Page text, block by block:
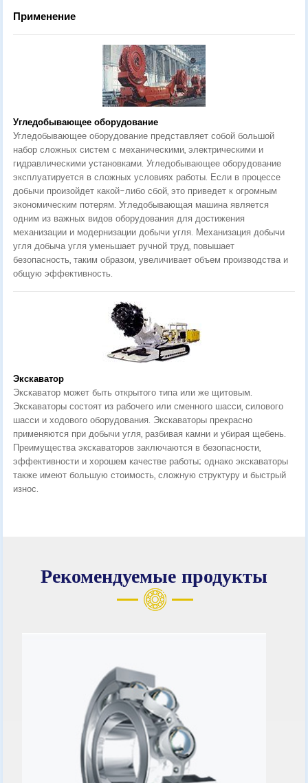
Применение
Угледобывающее оборудование
Угледобывающее оборудование представляет собой большой
набор сложных систем с механическими, электрическими и
гидравлическими установками. Угледобывающее оборудование
эксплуатируется в сложных условиях работы. Если в процессе
добычи произойдет какой-либо сбой, это приведет к огромным
экономическим потерям. Угледобывающая машина является
одним из важных видов оборудования для достижения
механизации и модернизации добычи угля. Механизация добычи
угля добыча угля уменьшает ручной труд, повышает
безопасность, таким образом, увеличивает объем производства и
общую эффективность.
Экскаватор
Экскаватор может быть открытого типа или же щитовым.
Экскаваторы состоят из рабочего или сменного шасси, силового
шасси и ходового оборудования. Экскаваторы прекрасно
применяются при добычи угля, разбивая камни и убирая щебень.
Преимущества экскаваторов заключаются в безопасности,
эффективности и хорошем качестве работы; однако экскаваторы
также имеют большую стоимость, сложную структуру и быстрый
износ.
Рекомендуемые продукты